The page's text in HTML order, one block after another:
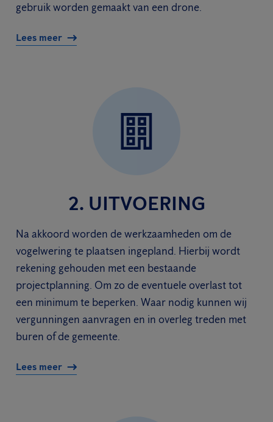
gebruik worden gemaakt van een drone.
Lees meer
2. UITVOERING
Na akkoord worden de werkzaamheden om de
vogelwering te plaatsen ingepland. Hierbij wordt
rekening gehouden met een bestaande
projectplanning. Om zo de eventuele overlast tot
een minimum te beperken. Waar nodig kunnen wij
vergunningen aanvragen en in overleg treden met
buren of de gemeente.
Lees meer